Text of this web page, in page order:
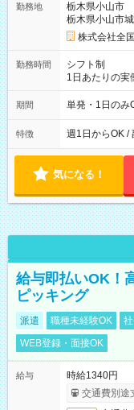
例】 ・河合塾
×8時間＝日収
円の場合あり
円（役割手当＋
間】試用期間な
勤務地
栃木県小山市
栃木県小山市
株式会社全
勤務時間
シフト制
1日あたりの
間は 試験に
期間 単発・1日のみ
特徴 週1日からOK /
気になる！
給与即払いOK！
ピッキング
派遣 職種未経験OK
WEB登録・面接OK
給与
時給1340円
交通費別途